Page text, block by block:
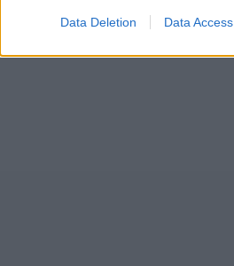
Data Deletion Data Access